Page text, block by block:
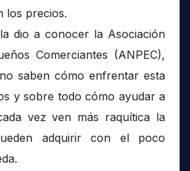
los precios.
dio a conocer la Asociación
Comerciantes (ANPEC),
saben cómo enfrentar esta
y sobre todo cómo ayudar a
vez ven más raquítica la
adquirir con el poco